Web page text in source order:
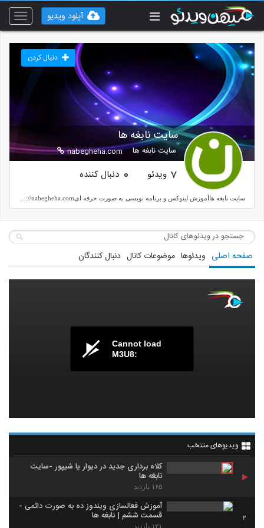
Toggle
آپلود ویدیو
سایت نابغه ها
سایت نابغه ها nabegheha.com
دنبال کردن
7 ویدئو 0 دنبال کننده
صفحه اصلی ویدئوها موضوعات کانال دنبال کنندگان
Cannot load
M3U8:
ویدیوهای منتخب
کلاه برداری جدید در دیوار یا شیپور -سایت
نابغه ها
۱۶۵ بازدید
2
آموزش فعالسازی ویندوز ده به صورت دائمی -
قسمت ششم | نابغه ها
۱۲۱ بازدید